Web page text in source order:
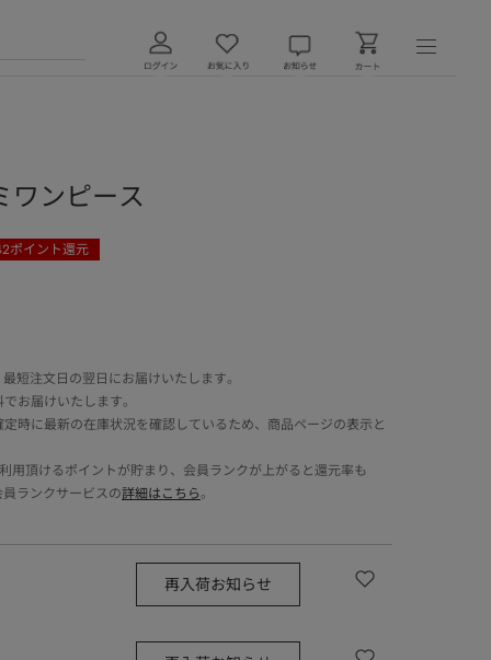
ワンピース
ポイント還元
短注文日の翌日にお届けいたします。
お届けいたします。
時に最新の在庫状況を確認しているため、商品ページの表示と
用頂けるポイントが貯まり、会員ランクが上がると還元率も
ランクサービスの詳細はこちら。
再入荷お知らせ